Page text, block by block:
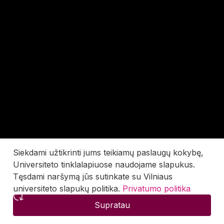
Siekdami užtikrinti jums teikiamų paslaugų kokybę,
Universiteto tinklalapiuose naudojame slapukus.
Tęsdami naršymą jūs sutinkate su Vilniaus
universiteto slapukų politika. Privatumo politika
Supratau